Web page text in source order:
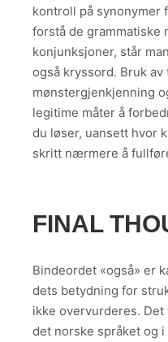
kontroll på synonymer
forstå de grammatiske
konjunksjoner, står
også kryssord. Bruk av
mønstergjenkjenning
legitime måter å
du løser, uansett hvor
skritt nærmere å
FINAL
Bindeordet «også» er
dets betydning for
ikke overvurderes.
det norske språket og